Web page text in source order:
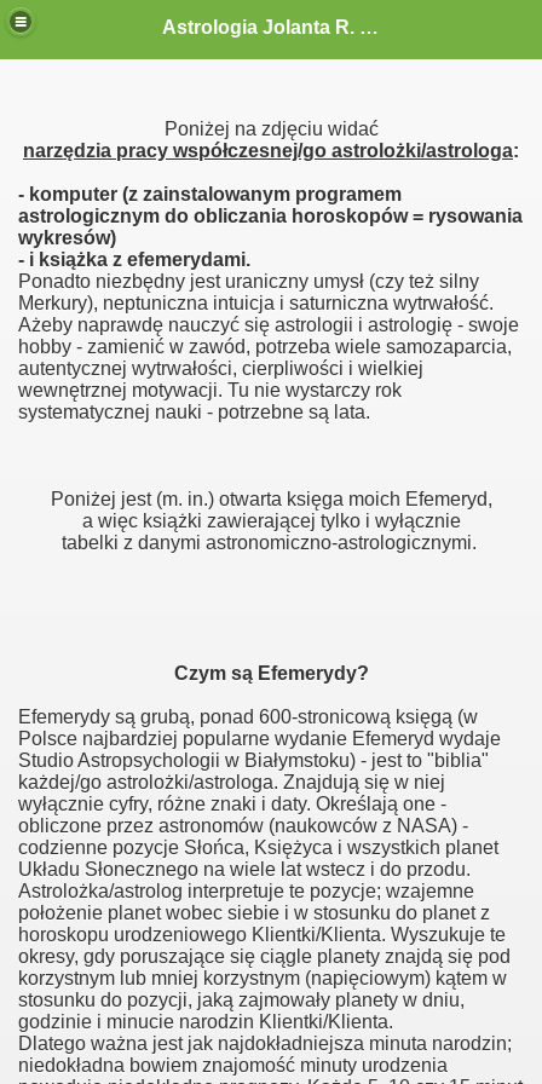
Astrologia Jolanta R. G.-Gołębiewska
Poniżej na zdjęciu widać
narzędzia pracy współczesnej/go astrolożki/astrologa:
- komputer (z zainstalowanym programem
astrologicznym do obliczania horoskopów = rysowania
wykresów)
- i książka z efemerydami.
Ponadto niezbędny jest uraniczny umysł (czy też silny
Merkury), neptuniczna intuicja i saturniczna wytrwałość.
Ażeby naprawdę nauczyć się astrologii i astrologię - swoje
hobby - zamienić w zawód, potrzeba wiele samozaparcia,
autentycznej wytrwałości, cierpliwości i wielkiej
wewnętrznej motywacji. Tu nie wystarczy rok
systematycznej nauki - potrzebne są lata.
Poniżej jest (m. in.) otwarta księga moich Efemeryd,
a więc książki zawierającej tylko i wyłącznie
tabelki z danymi astronomiczno-astrologicznymi.
Czym są Efemerydy?
Efemerydy są grubą, ponad 600-stronicową księgą (w
Polsce najbardziej popularne wydanie Efemeryd wydaje
Studio Astropsychologii w Białymstoku) - jest to "biblia"
każdej/go astrolożki/astrologa. Znajdują się w niej
wyłącznie cyfry, różne znaki i daty. Określają one -
obliczone przez astronomów (naukowców z NASA) -
codzienne pozycje Słońca, Księżyca i wszystkich planet
Układu Słonecznego na wiele lat wstecz i do przodu.
Astrolożka/astrolog interpretuje te pozycje; wzajemne
położenie planet wobec siebie i w stosunku do planet z
horoskopu urodzeniowego Klientki/Klienta. Wyszukuje te
okresy, gdy poruszające się ciągle planety znajdą się pod
korzystnym lub mniej korzystnym (napięciowym) kątem w
stosunku do pozycji, jaką zajmowały planety w dniu,
godzinie i minucie narodzin Klientki/Klienta.
Dlatego ważna jest jak najdokładniejsza minuta narodzin;
niedokładna bowiem znajomość minuty urodzenia